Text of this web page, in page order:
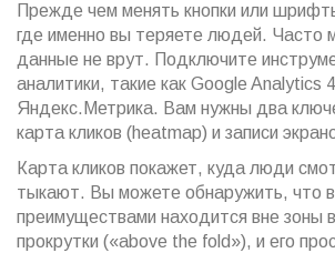
Прежде чем менять кнопки или
где именно вы теряете людей. Часто
данные не врут. Подключите
аналитики, такие как Google Analytics
Яндекс.Метрика. Вам нужны два
карта кликов (heatmap) и записи
Карта кликов покажет, куда люди
тыкают. Вы можете обнаружить, что
преимуществами находится вне зоны
прокрутки («above the fold»), и его